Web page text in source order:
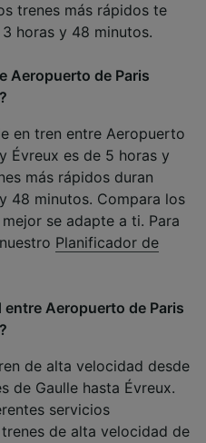
trenes más rápidos te
horas y 48 minutos.
Aeropuerto de Paris
en tren entre Aeropuerto
Évreux es de 5 horas y
más rápidos duran
48 minutos. Compara los
se adapte a ti. Para
Planificador de
Aeropuerto de Paris
de alta velocidad desde
de Gaulle hasta Évreux.
servicios
de alta velocidad de